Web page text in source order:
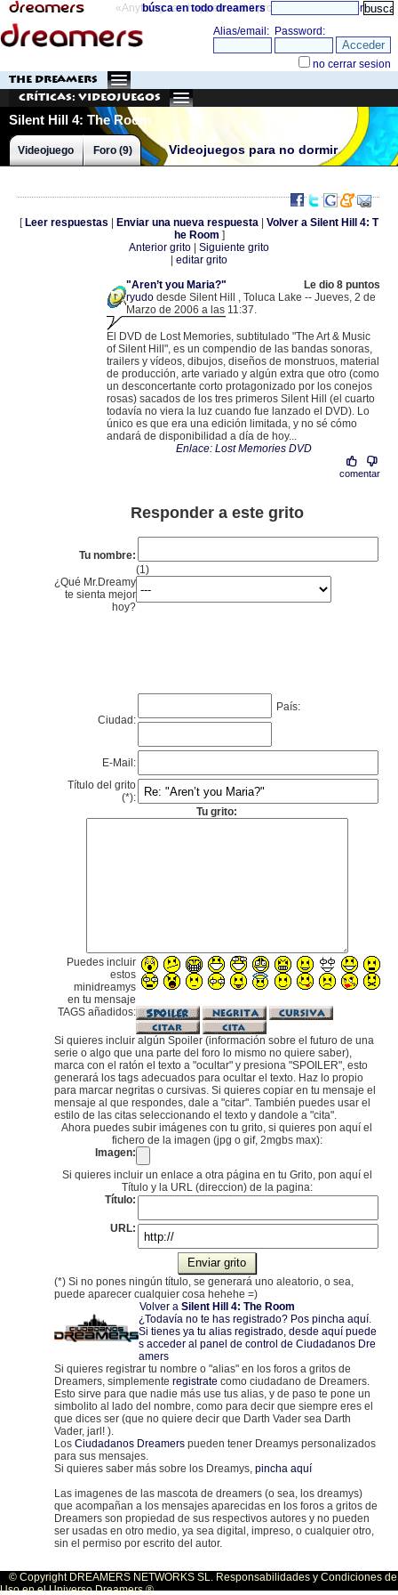
«Anything can happen and it probably will» directorio
búsca en todo dreamers
THE DREAMERS
Críticas: Videojuegos
Silent Hill 4: The Room
Videojuegos para no dormir
Videojuego Foro (9)
[ Leer respuestas Enviar una nueva respuesta
Volver a Silent Hill 4: T
he Room ]
Anterior grito
Siguiente grito
editar grito
"Aren’t you Maria?"
Le dio 8 puntos
ryudo desde Silent Hill , Toluca Lake -- Jueves, 2 de
Marzo de 2006 a las 11:37.
El DVD de Lost Memories, subtitulado "The Art & Music
of Silent Hill", es un compendio de las bandas sonoras,
trailers y vídeos, dibujos, diseños de monstruos, material
de producción, arte variado y algún extra que otro (como
un desconcertante corto protagonizado por los conejos
rosas) sacados de los tres primeros Silent Hill (el cuarto
todavía no viera la luz cuando fue lanzado el DVD). Lo
único es que era una edición limitada, y no sé cómo
andará de disponibilidad a día de hoy...
Enlace: Lost Memories DVD
comentar
Responder a este grito
Tu nombre:
(1)
¿Qué Mr.Dreamy
te sienta mejor
hoy?
Ciudad:
País:
E-Mail:
Título del grito
(*):
Tu grito:
Puedes incluir
estos
minidreamys
en tu mensaje
TAGS añadidos:
Si quieres incluir algún Spoiler (información sobre el futuro de una
serie o algo que una parte del foro lo mismo no quiere saber),
marca con el ratón el texto a "ocultar" y presiona "SPOILER", esto
generará los tags adecuados para ocultar el texto. Haz lo propio
para marcar negritas o cursivas. Si quieres copiar en tu mensaje el
mensaje al que respondes, dale a "citar". También puedes usar el
estilo de las citas seleccionando el texto y dandole a "cita".
Ahora puedes subir imágenes con tu grito, si quieres pon aquí el
fichero de la imagen (jpg o gif, 2mgbs max):
Imagen:
Si quieres incluir un enlace a otra página en tu Grito, pon aquí el
Título y la URL (direccion) de la pagina:
Título:
URL:
(*) Si no pones ningún título, se generará uno aleatorio, o sea,
puede aparecer cualquier cosa hehehe =)
Volver a Silent Hill 4: The Room
¿Todavía no te has registrado? Pos pincha aquí.
Si tienes ya tu alias registrado, desde aquí puede
s acceder al panel de control de Ciudadanos Dre
amers
Si quieres registrar tu nombre o "alias" en los foros a gritos de
Dreamers, simplemente registrate como ciudadano de Dreamers.
Esto sirve para que nadie más use tus alias, y de paso te pone un
simbolito al lado del nombre, como para decir que siempre eres el
que dices ser (que no quiere decir que Darth Vader sea Darth
Vader, jarl! ).
Los Ciudadanos Dreamerspueden tener Dreamys personalizados
para sus mensajes.
Si quieres saber más sobre los Dreamys, pincha aquí
Las imagenes de las mascota de dreamers (o sea, los dreamys)
que acompañan a los mensajes aparecidas en los foros a gritos de
Dreamers son propiedad de sus respectivos autores y no pueden
ser usadas en otro medio, ya sea digital, impreso, o cualquier otro,
sin el permiso por escrito del autor.
© Copyright DREAMERS NETWORKS SL. Responsabilidades y Condiciones de
Uso en el Universo Dreamers ®